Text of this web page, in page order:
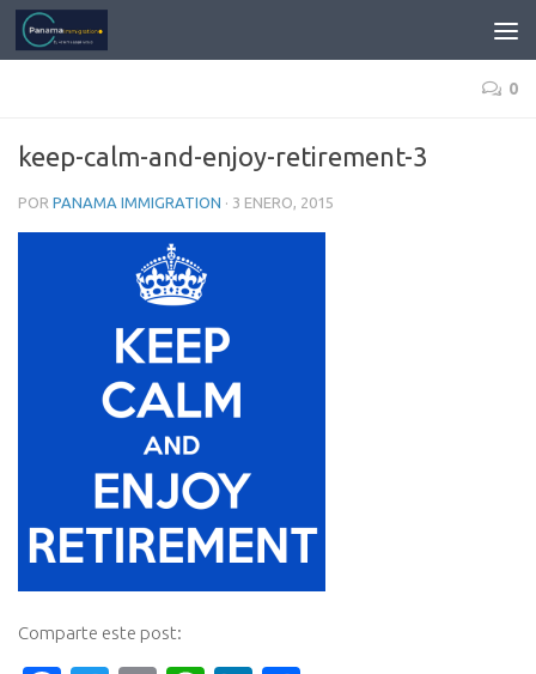
0
keep-calm-and-enjoy-retirement-3
POR PANAMA IMMIGRATION · 3 ENERO, 2015
Comparte este post: